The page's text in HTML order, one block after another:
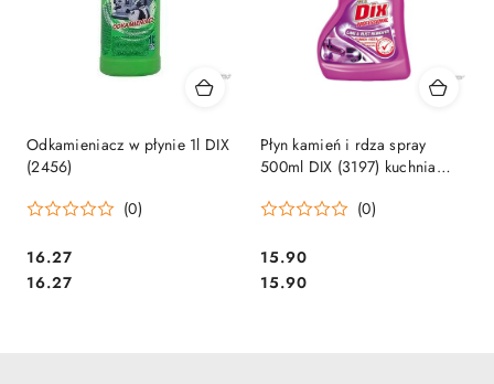
Odkamieniacz w płynie 1l DIX
(2456)
(0)
Cena:
16.27
Cena:
16.27
Płyn kamień i rdza spray
500ml DIX (3197) kuchnia
(0)
Cena:
15.90
Cena:
15.90